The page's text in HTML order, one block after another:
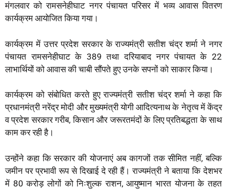
s
A
p
b
o
k
t
e
l
e
g
m
e
मंगलवार को रामसनेहीघाट नगर पंचायत परिसर में भव्य आवास वितरण
कार्यक्रम आयोजित किया गया।
कार्यक्रम में उत्तर प्रदेश सरकार के राज्यमंत्री सतीश चंद्र शर्मा ने नगर
पंचायत रामसनेहीघाट के 389 तथा दरियाबाद नगर पंचायत के 22
लाभार्थियों को आवास की चाबी सौंपते हुए उनके सपनों को साकार किया।
कार्यक्रम को संबोधित करते हुए राज्यमंत्री सतीश चंद्र शर्मा ने कहा कि
प्रधानमंत्री नरेंद्र मोदी और मुख्यमंत्री योगी आदित्यनाथ के नेतृत्व में केंद्र
व प्रदेश सरकार गरीब, किसान और जरूरतमंदों के लिए प्रतिबद्धता के साथ
काम कर रही है।
उन्होंने कहा कि सरकार की योजनाएं अब कागजों तक सीमित नहीं, बल्कि
जमीन पर प्रभावी रूप से दिखाई दे रही हैं। राज्यमंत्री ने बताया कि देशभर
में 80 करोड़ लोगों को निःशुल्क राशन, आयुष्मान भारत योजना के तहत